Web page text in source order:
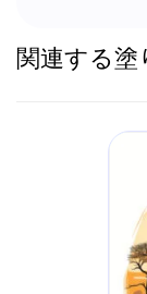
関連する塗